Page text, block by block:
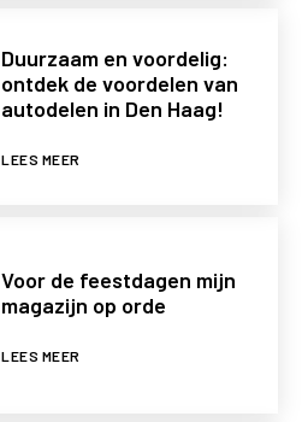
Duurzaam en voordelig:
ontdek de voordelen van
autodelen in Den Haag!
LEES MEER
Voor de feestdagen mijn
magazijn op orde
LEES MEER